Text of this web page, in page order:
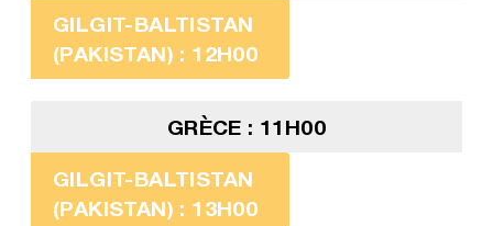
GILGIT-BALTISTAN
(PAKISTAN) : 12H00
GRÈCE : 11H00
GILGIT-BALTISTAN
(PAKISTAN) : 13H00